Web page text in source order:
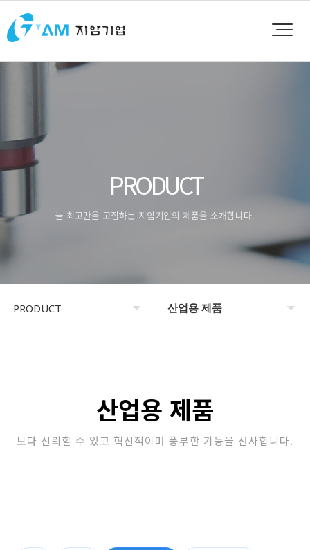
PRODUCT
늘 최고만을 고집하는 지암기업의 제품을 소개합니다.
PRODUCT
고객지원
산업용 제품
정수 필터
업소용 위생 제품
산업용 제품
보다 신뢰할 수 있고 혁신적이며 풍부한 기능을 선사합니다.